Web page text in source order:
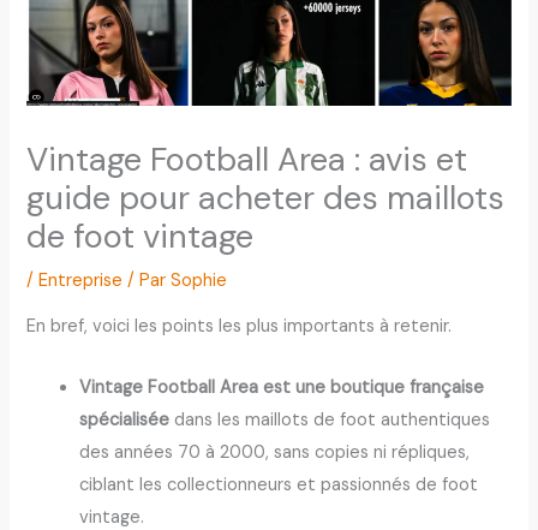
Vintage Football Area : avis et
guide pour acheter des maillots
de foot vintage
/Entreprise / ParSophie
En bref, voici les points les plus importants à retenir.
Vintage Football Area est une boutique française
spécialisée dans les maillots de foot authentiques
des années 70 à 2000, sans copies ni répliques,
ciblant les collectionneurs et passionnés de foot
vintage.